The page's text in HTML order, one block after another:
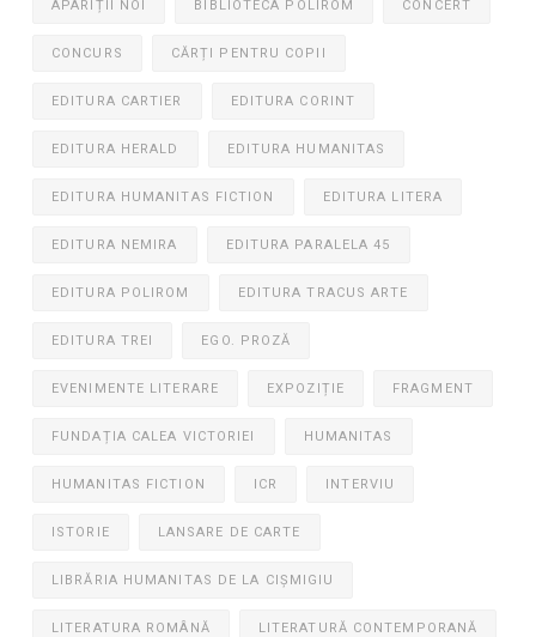
APARIȚII NOI BIBLIOTECA POLIROM CONCERT
CONCURS CĂRȚI PENTRU COPII
EDITURA CARTIER EDITURA CORINT
EDITURA HERALD EDITURA HUMANITAS
EDITURA HUMANITAS FICTION EDITURA LITERA
EDITURA NEMIRA EDITURA PARALELA 45
EDITURA POLIROM EDITURA TRACUS ARTE
EDITURA TREI EGO. PROZĂ
EVENIMENTE LITERARE EXPOZIȚIE FRAGMENT
FUNDAȚIA CALEA VICTORIEI HUMANITAS
HUMANITAS FICTION ICR INTERVIU
ISTORIE LANSARE DE CARTE
LIBRĂRIA HUMANITAS DE LA CIȘMIGIU
LITERATURA ROMÂNĂ LITERATURĂ CONTEMPORANĂ